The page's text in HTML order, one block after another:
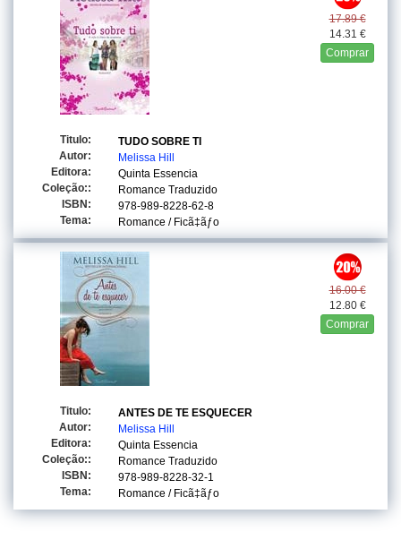
17.89 €
14.31 €
Comprar
Titulo:
TUDO SOBRE TI
Autor:
Melissa Hill
Editora:
Quinta Essencia
Coleção::
Romance Traduzido
ISBN:
978-989-8228-62-8
Tema:
Romance / Ficã‡ãƒo
16.00 €
12.80 €
Comprar
Titulo:
ANTES DE TE ESQUECER
Autor:
Melissa Hill
Editora:
Quinta Essencia
Coleção::
Romance Traduzido
ISBN:
978-989-8228-32-1
Tema:
Romance / Ficã‡ãƒo